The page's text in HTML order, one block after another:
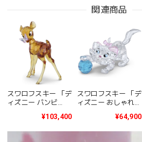
関連商品
スワロフスキー 「デ
ィズニー バンビ
¥103,400
スワロフスキー 「デ
ィズニー おしゃれキ
Aristocats - Marie」
¥64,900